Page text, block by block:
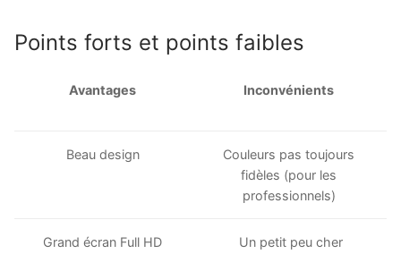
Points forts et points faibles
Avantages Inconvénients
Beau design
Couleurs pas toujours
fidèles (pour les
professionnels)
Grand écran Full HD Un petit peu cher